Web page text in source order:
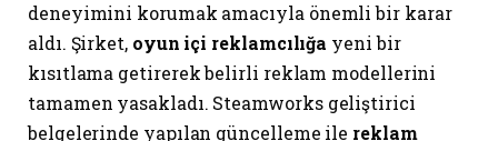
deneyimini korumak amacıyla önemli bir karar
aldı. Şirket, oyun içi reklamcılığa yeni bir
kısıtlama getirerek belirli reklam modellerini
tamamen yasakladı. Steamworks geliştirici
belgelerinde yapılan güncelleme ile reklam